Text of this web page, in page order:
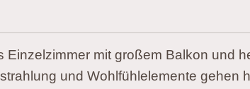
Einzelzimmer mit großem Balkon und
und Wohlfühlelemente gehen